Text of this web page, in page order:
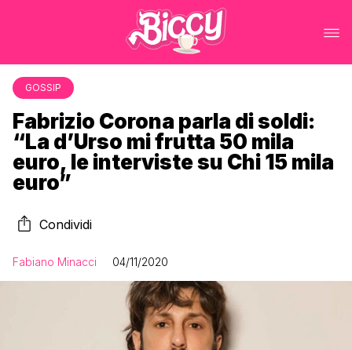
GOSSIP
Fabrizio Corona parla di soldi:
“La d’Urso mi frutta 50 mila
euro, le interviste su Chi 15 mila
euro”
Condividi
Fabiano Minacci 04/11/2020